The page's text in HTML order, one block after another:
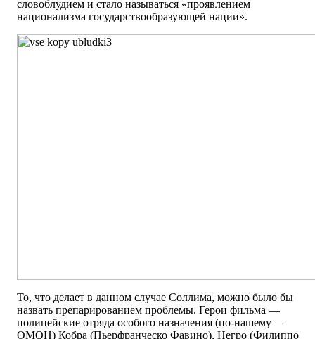
словоблудием и стало называться «проявлением
национализма государствообразующей нации».
То, что делает в данном случае Соллима, можно было бы
назвать препарированием проблемы. Герои фильма —
полицейские отряда особого назначения (по-нашему —
ОМОН) Кобра (Пьерфранческо Фавино), Негро (Филиппо